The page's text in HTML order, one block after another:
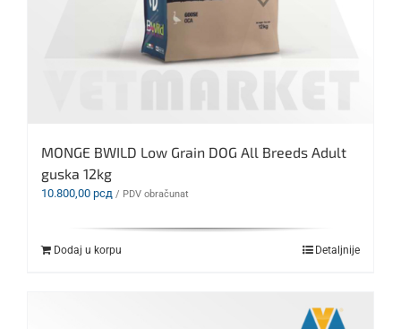
MONGE BWILD Low Grain DOG All Breeds Adult
guska 12kg
10.800,00 рсд / PDV obračunat
Dodaj u korpu Detaljnije